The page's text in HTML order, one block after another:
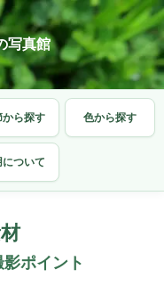
写真館
から探す 色から探す
について
ポイント